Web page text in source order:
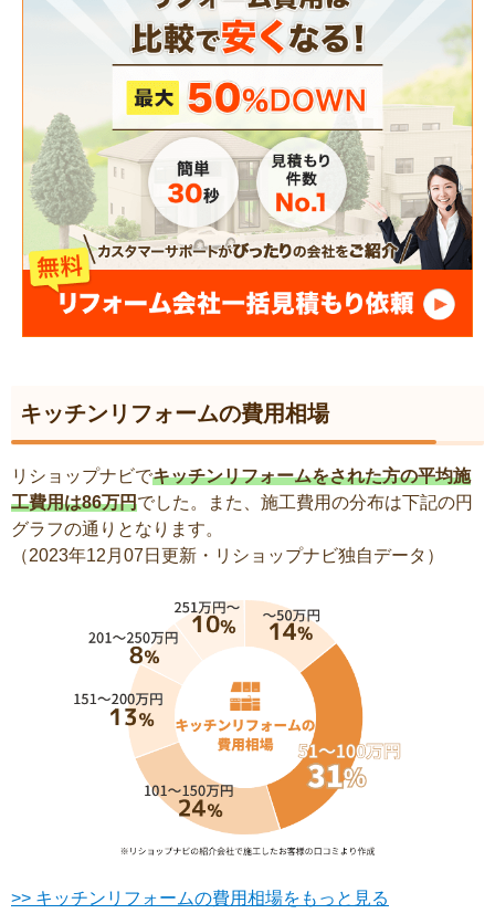
キッチンリフォームの費用相場
リショップナビでキッチンリフォームをされた方の平均施
工費用は86万円でした。また、施工費用の分布は下記の円
グラフの通りとなります。
（2023年12月07日更新・リショップナビ独自データ）
>> キッチンリフォームの費用相場をもっと見る